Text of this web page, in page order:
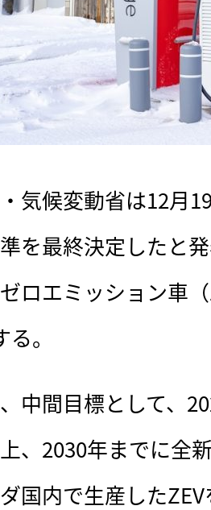
気候変動省は12月
を最終決定したと
ロエミッション車
。
中間目標として、
、2030年までに全
国内で生産した